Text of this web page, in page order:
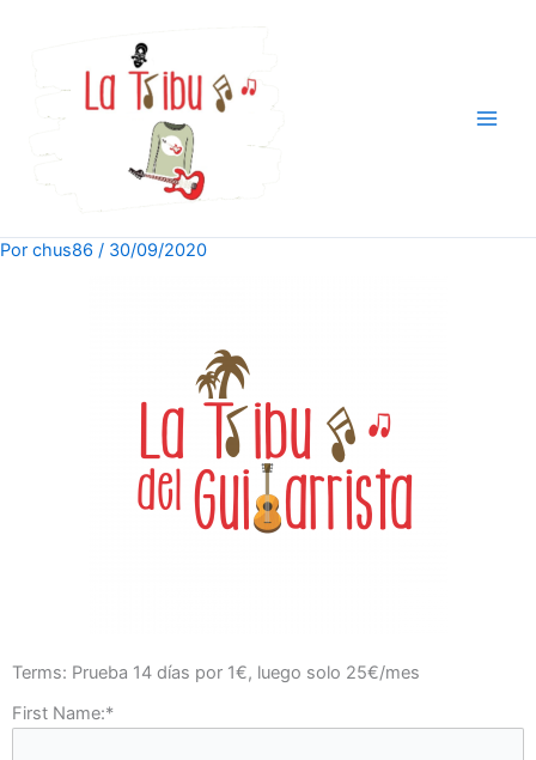
Por chus86 / 30/09/2020
Terms: Prueba 14 días por 1€, luego solo 25€/mes
First Name:*